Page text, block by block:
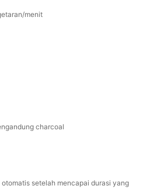
menit
charcoal
setelah mencapai durasi yang